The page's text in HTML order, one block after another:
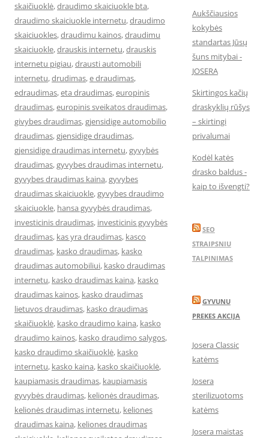
skaičiuoklė,draudimo skaiciuokle bta,
draudimo skaiciuokle internetu,draudimo
skaiciuokles,draudimu kainos,draudimu
skaiciuokle,drauskis internetu,drauskis
internetu pigiau,drausti automobili
internetu,drudimas,e draudimas,
edraudimas,eta draudimas,europinis
draudimas,europinis sveikatos draudimas,
givybes draudimas,gjensidige automobilio
draudimas,gjensidige draudimas,
gjensidige draudimas internetu,gyvybės
draudimas,gyvybes draudimas internetu,
gyvybes draudimas kaina,gyvybes
draudimas skaiciuokle,gyvybes draudimo
skaiciuokle, hansa gyvybės draudimas,
investicinis draudimas, investicinis gyvybės
draudimas, kas yra draudimas, kasco
draudimas, kasko draudimas, kasko
draudimas automobiliui, kasko draudimas
internetu, kasko draudimas kaina, kasko
draudimas kainos, kasko draudimas
lietuvos draudimas, kasko draudimas
skaičiuoklė, kasko draudimo kaina, kasko
draudimo kainos, kasko draudimo salygos,
kasko draudimo skaičiuoklė, kasko
internetu, kasko kaina, kasko skaičiuoklė,
kaupiamasis draudimas, kaupiamasis
gyvybės draudimas, kelionės draudimas,
kelionės draudimas internetu, keliones
draudimas kaina, keliones draudimas
Aukščiausios
kokybės
standartas Jūsų
šuns mitybai -
JOSERA
Skirtingos kačių
draskyklių rūšys
– skirtingi
privalumai
Kodėl katės
drasko baldus -
kaip to išvengti?
SEO
STRAIPSNIU
TALPINIMAS
GYVUNU
PREKES AKCIJA
Josera Classic
katėms
Josera
sterilizuotoms
katėms
Josera maistas